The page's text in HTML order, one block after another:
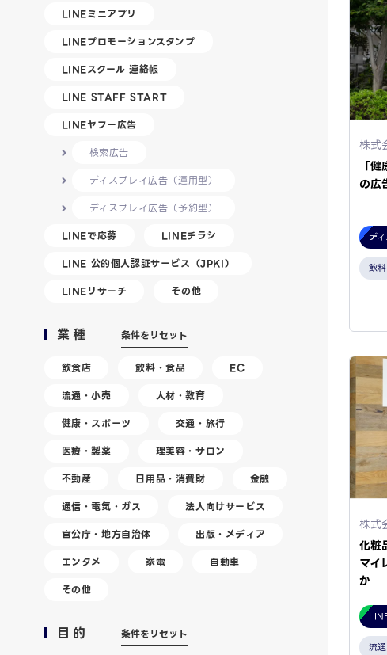
LINEミニアプリ
LINEプロモーションスタンプ
LINEスクール 連絡帳
LINE STAFF START
LINEヤフー広告
検索広告
ディスプレイ広告（運用型）
ディスプレイ広告（予約型）
LINEで応募
LINEチラシ
LINE 公的個人認証サービス（JPKI）
LINEリサーチ
その他
業種 条件をリセット
飲食店 飲料・食品
EC
流通・小売
人材・教育
健康・スポーツ
交通・旅行
医療・製薬
理美容・サロン
不動産
日用品・消費財
金融
通信・電気・ガス
法人向けサービス
官公庁・地方自治体
出版・メディア
エンタメ
家電
自動車
その他
目的 条件をリセット
株式
「
の広
デ
飲
株式
化粧
マイ
か
流